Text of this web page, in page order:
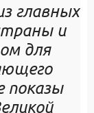
главных
и
для
показы